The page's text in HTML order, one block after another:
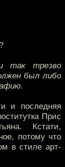
так трезво
был либо
и последняя
Прис
Кстати,
потому что
в стиле арт-